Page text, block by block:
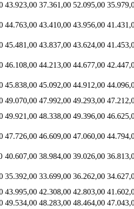
43.923,00 37.361,00 52.095,00
44.763,00 43.410,00 43.956,00
45.481,00 43.837,00 43.624,00
46.108,00 44.213,00 44.677,00
45.838,00 45.092,00 44.912,00
49.070,00 47.992,00 49.293,00
49.921,00 48.338,00 49.396,00
47.726,00 46.609,00 47.060,00
40.607,00 38.984,00 39.026,00
35.392,00 33.699,00 36.262,00
43.995,00 42.308,00 42.803,00
49.534,00 48.283,00 48.464,00